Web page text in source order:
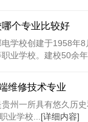
个专业比较好
学校创建于1958年
业学校。建校50余
维修技术专业
州一所具有悠久历
业学校... [详细内容]